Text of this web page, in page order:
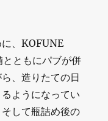
、KOFUNE
とともにパブが併
、造りたての日
ようになってい
して瓶詰め後の